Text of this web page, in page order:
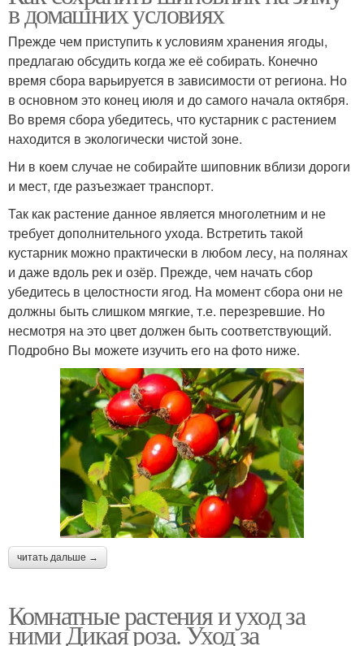
в домашних условиях
Прежде чем приступить к условиям хранения ягоды,
предлагаю обсудить когда же её собирать. Конечно
время сбора варьируется в зависимости от региона. Но
в основном это конец июля и до самого начала октября.
Во время сбора убедитесь, что кустарник с растением
находится в экологически чистой зоне.
Ни в коем случае не собирайте шиповник вблизи дороги
и мест, где разъезжает транспорт.
Так как растение данное является многолетним и не
требует дополнительного ухода. Встретить такой
кустарник можно практически в любом лесу, на полянах
и даже вдоль рек и озёр. Прежде, чем начать сбор
убедитесь в целостности ягод. На момент сбора они не
должны быть слишком мягкие, т.е. перезревшие. Но
несмотря на это цвет должен быть соответствующий.
Подробно Вы можете изучить его на фото ниже.
читать дальше →
Комнатные растения и уход за
ними Дикая роза. Уход за